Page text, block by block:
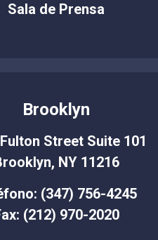
Sala de Prensa
Brooklyn
Street Suite 101
NY 11216
(347) 756-4245
(212) 970-2020